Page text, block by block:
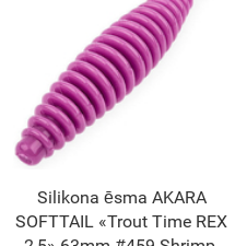
Silikona ēsma AKARA
SOFTTAIL «Trout Time REX